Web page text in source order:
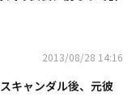
2013/08/28 14:16
キャンダル後、元彼